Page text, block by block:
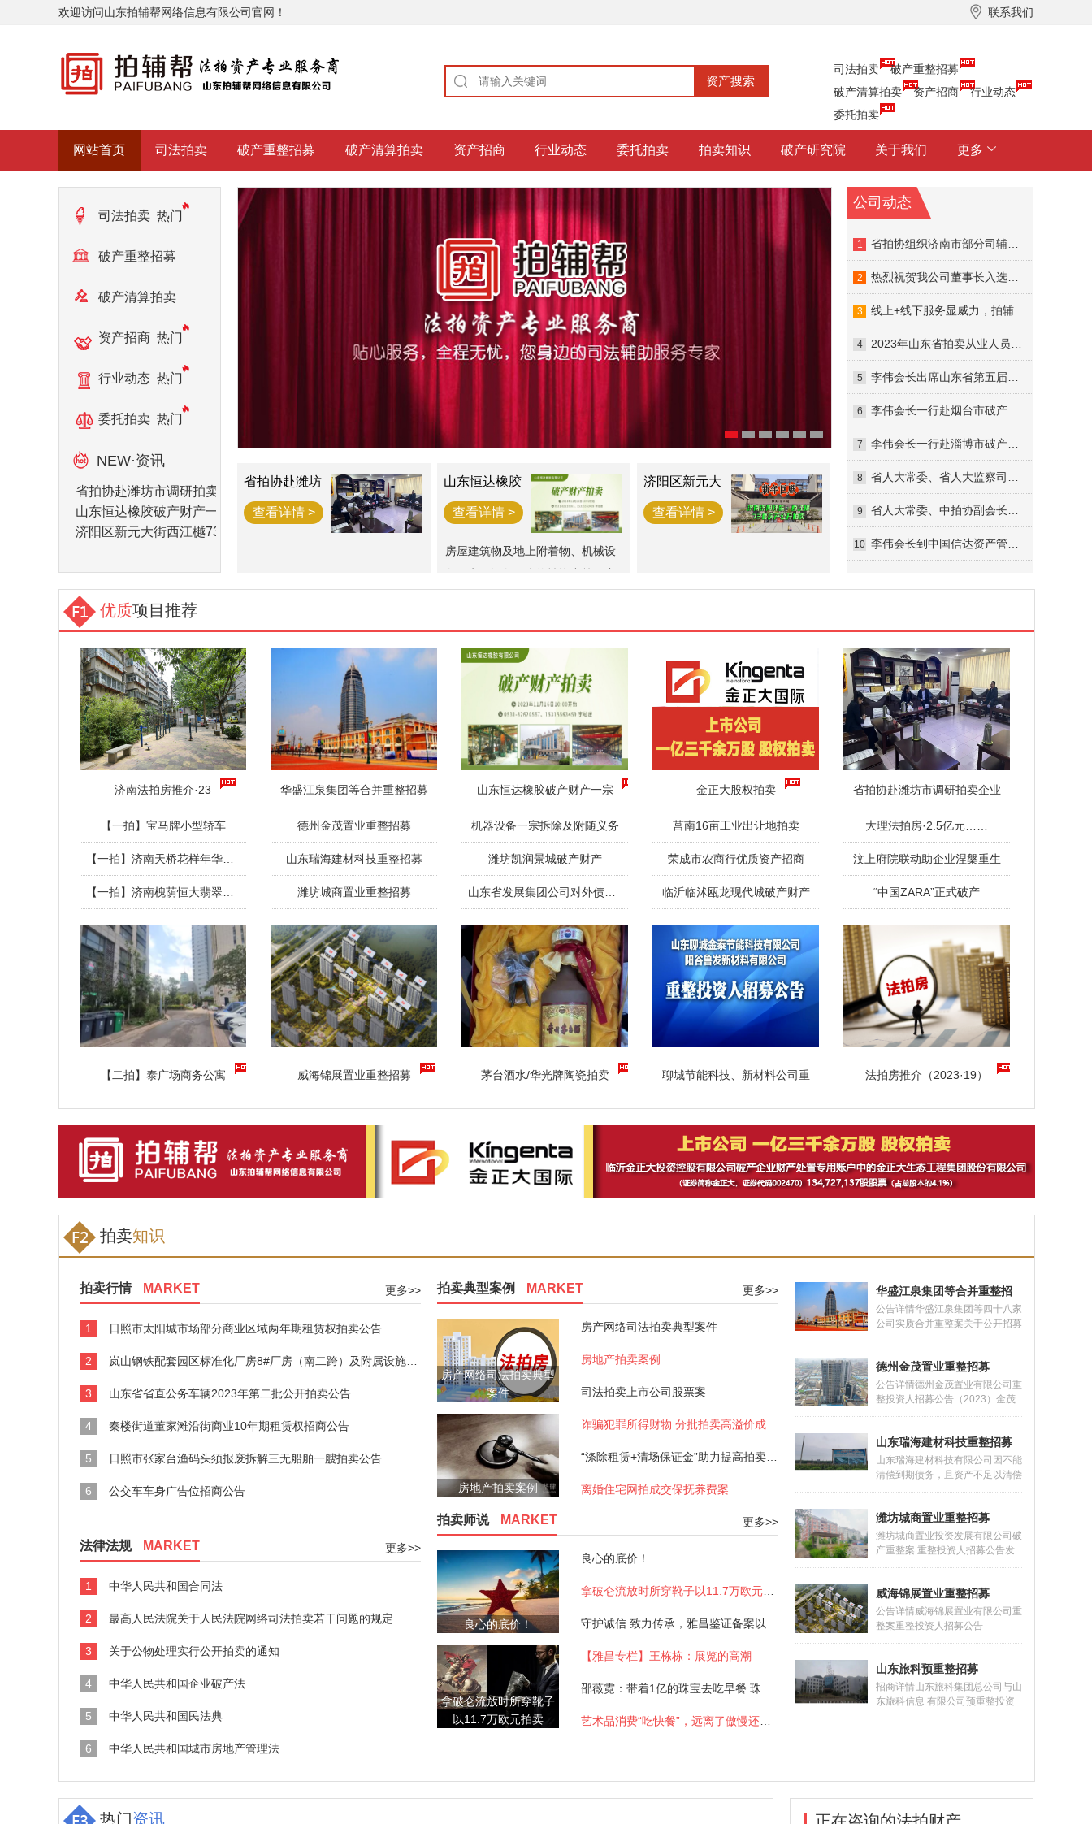
欢迎访问山东拍辅帮网络信息有限公司官网！ 联系我们
司法拍卖
破产重整招募
破产清算拍卖
资产招商
行业动态
委托拍卖
网站首页 司法拍卖 破产重整招募 破产清算拍卖 资产招商 行业动态 委托拍卖 拍卖知识 破产研究院 关于我们 更多
司法拍卖 热门
破产重整招募
热门
破产清算拍卖
热门
资产招商 热门
行业动态 热门
委托拍卖 热门
NEW·资讯
省拍协赴潍坊市调研拍卖企业
山东恒达橡胶破产财产一宗
济阳区新元大街西江樾73套房产拍卖公告
省拍协赴潍坊
业查看详情 >
山东恒达橡胶
查看详情 >
房屋建筑物及地上附着物、机械设
济阳区新元大
房产拍卖公告
查看详情 >
公司动态
1 省拍协组织济南市部分司辅入库的拍卖企业召开座谈会
2 热烈祝贺我公司董事长入选山东省公共资源交易中心首批专家智库！
3 线上+线下服务显威力，拍辅帮助力破产资产拍卖成交
4 2023年山东省拍卖从业人员线下交流培训圆满结束
5 李伟会长出席山东省第五届拍卖师大赛“金诺国拍杯”暨全国拍卖师竞赛山东预选赛活动并讲话
6 李伟会长一行赴烟台市破产管理人协会调研交流
7 李伟会长一行赴淄博市破产管理人协会调研考察
8 省人大常委、省人大监察司法委员会委员李伟一行到省法院调研
9 省人大常委、中拍协副会长、省破产管理人协会副会长李伟一行来济南中院调研指导工作
10 李伟会长到中国信达资产管理公司山东分公司走访调研
优质项目推荐
济南法拍房推介·23
【一拍】宝马牌小型轿车
【二拍】泰广场商务公寓
华盛江泉集团等合并重整招募
德州金茂置业重整招募
山东瑞海建材科技重整招募
潍坊城商置业重整招募
威海锦展置业重整招募
山东恒达橡胶破产财产一宗
机器设备一宗拆除及附随义务
潍坊凯润景城破产财产
茅台酒水/华光牌陶瓷拍卖
金正大股权拍卖
莒南16亩工业出让地拍卖
荣成市农商行优质资产招商
临沂临沭瓯龙现代城破产财产
聊城节能科技、新材料公司重
省拍协赴潍坊市调研拍卖企业
大理法拍房·2.5亿元……
汶上府院联动助企业涅槃重生
“中国ZARA”正式破产
法拍房推介（2023·19）
拍卖知识
拍卖行情 MARKET 更多>>
1 日照市太阳城市场部分商业区域两年期租赁权拍卖公告
2 岚山钢铁配套园区标准化厂房8#厂房（南二跨）及附属设施3年期租赁权拍卖公告
3 山东省省直公务车辆2023年第二批公开拍卖公告
4 秦楼街道董家滩沿街商业10年期租赁权招商公告
5 日照市张家台渔码头须报废拆解三无船舶一艘拍卖公告
6 公交车车身广告位招商公告
法律法规 MARKET 更多>>
1 中华人民共和国合同法
2 最高人民法院关于人民法院网络司法拍卖若干问题的规定
3 关于公物处理实行公开拍卖的通知
4 中华人民共和国企业破产法
5 中华人民共和国民法典
6 中华人民共和国城市房地产管理法
拍卖典型案例 MARKET 更多>>
房产网络司法拍卖典型
案件
房地产拍卖案例
房产网络司法拍卖典型案件
房地产拍卖案例
司法拍卖上市公司股票案
离婚住宅网拍成交保抚养费案
拍卖师说 MARKET 更多>>
良心的底价！
拿破仑流放时所穿靴子
以11.7万欧元拍卖
良心的底价！
【雅昌专栏】王栋栋：展览的高潮
华盛江泉集团等合并重整招
募
公告详情华盛江泉集团等四十八家
公司实质合并重整案关于公开招募
和遴选重整投资人的公告 2023年
民法院（以下简称法院）依法裁定
受理华盛江泉集团有限公司的破产
重整申请，并于同日指定华盛江泉
下简称管
德州金茂置业重整招募
公告详情德州金茂置业有限公司重
整投资人招募公告（2023）金茂
破管字第18号2022年3月15日，
（以下简称“金茂公司”）不能清偿
到期债务，明显缺乏清偿能力为
由，向德州市德城区人民法院（以
月2日,德城区法院决定对金茂公司
启动预
山东瑞海建材科技重整招募
山东瑞海建材科技有限公司因不能
清偿到期债务，且资产不足以清偿
全部债务向山东省沂水县人民法院
法院于2022年7月29日作出
（2022）鲁1323破申5号民事裁
定书，裁定受理山东瑞海建材科技
功，顺利引进重整投资人，实现债
务人财产价值
潍坊城商置业重整招募
潍坊城商置业投资发展有限公司破
产重整案 重整投资人招募公告发
布时间：2023-02-07 10:37:37潍
13日作出（2021）鲁0702破申1
号民事裁定书，裁定受理潍坊城商
置业投资发展有限公司（以下简
鲁0702破1号决定书，指定山东求
是和信律师
威海锦展置业重整招募
公告详情威海锦展置业有限公司重
整案重整投资人招募公告
（2023）鲁1002破招2号 2023年
作出（2023）鲁1002破申1号民
事裁定书，裁定受理山东荣城建筑
集团有限公司对威海锦展置业有限
山东旅科预重整招募
招商详情山东旅科集团总公司与山
东旅科信息 有限公司预重整投资
日，济南中院根据山东旅科信息有
热门资讯 来自[list:subtitle]【变卖】济南市中英雄
来自[list:subtitle]【变卖】济南市中英雄